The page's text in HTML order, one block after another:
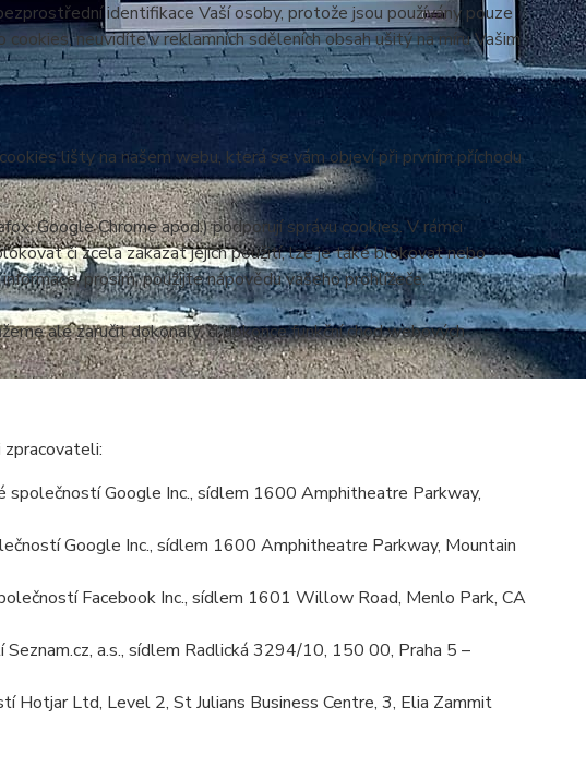
identifikace Vaší osoby, protože jsou používány pouze
neuvidíte v reklamních sděleních obsah ušitý na míru Vašim
lišty na našem webu, která se vám objeví při prvním příchodu
Google Chrome apod.) podporují správu cookies. V rámci
či zcela zakázat jejich použití, lze je také blokovat nebo
prosím, použijte nápovědu vašeho prohlížeče.
ale zaručit dokonalý, či dokonce funkční chod webových
zpracovateli:
Google Inc., sídlem 1600 Amphitheatre Parkway,
Google Inc., sídlem 1600 Amphitheatre Parkway, Mountain
Facebook Inc., sídlem 1601 Willow Road, Menlo Park, CA
a.s., sídlem Radlická 3294/10, 150 00, Praha 5 –
Ltd, Level 2, St Julians Business Centre, 3, Elia Zammit